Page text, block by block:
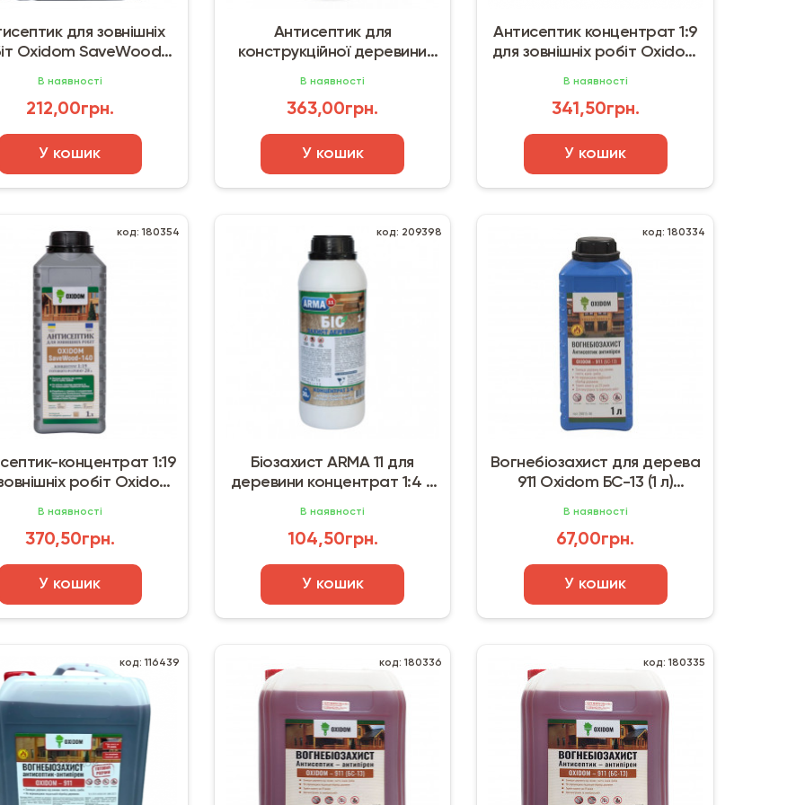
для зовнішніх
Oxidom SaveWood-
В наявності
212,00грн.
У кошик
Антисептик для
конструкційної деревини
В наявності
363,00грн.
У кошик
Антисептик концентрат 1:9
для зовнішніх робіт Oxidom
В наявності
341,50грн.
У кошик
код: 180354
концентрат 1:19
робіт Oxidom
В наявності
370,50грн.
У кошик
код: 209398
Біозахист ARMA 11 для
деревини концентрат 1:4 (1
В наявності
104,50грн.
У кошик
код: 180334
Вогнебіозахист для дерева
911 Oxidom БС-13 (1 л)
В наявності
67,00грн.
У кошик
код: 116439 код: 180336 код: 180335